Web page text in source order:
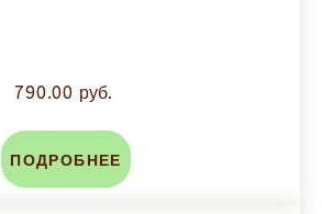
790.00 руб.
ПОДРОБНЕЕ